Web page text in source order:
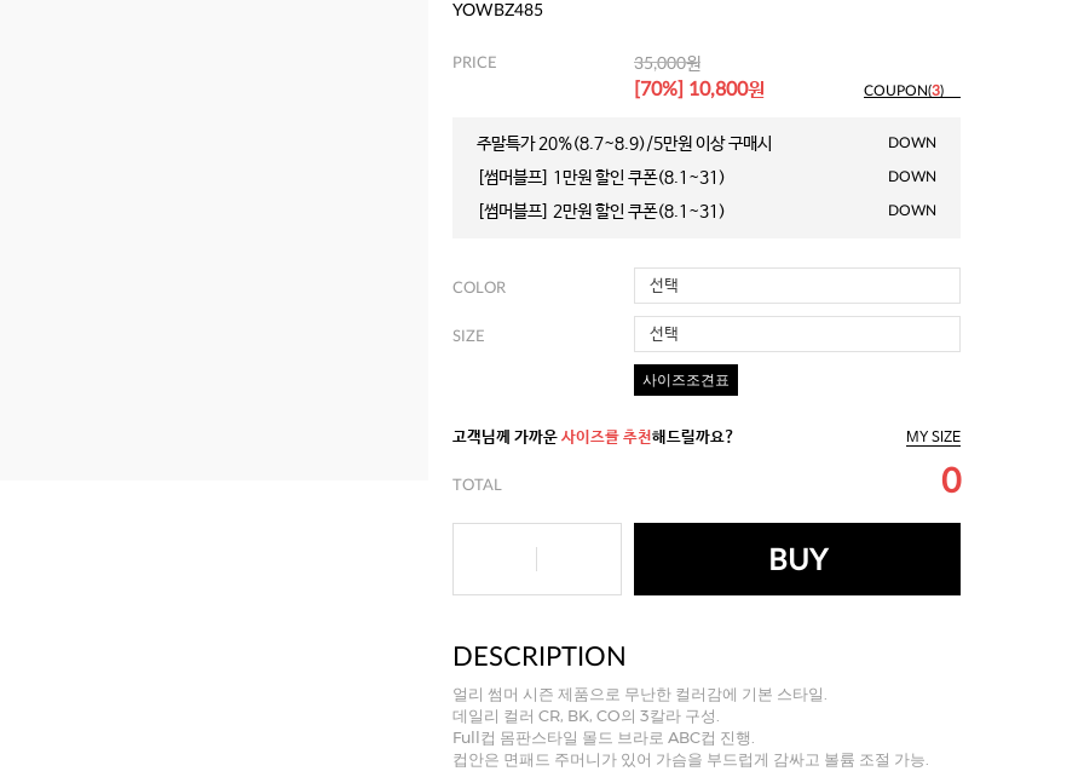
YOWBZ485
PRICE 35,000원
[70%] 10,800원 COUPON(3)
주말특가 20%(8.7~8.9)/5만원 이상 구매시 DOWN
[썸머블프] 1만원 할인 쿠폰(8.1~31) DOWN
[썸머블프] 2만원 할인 쿠폰(8.1~31) DOWN
COLOR 선택
SIZE 선택
사이즈조견표
고객님께 가까운 사이즈를 추천해드릴까요? MY SIZE
TOTAL 0
BUY
DESCRIPTION
얼리 썸머 시즌 제품으로 무난한 컬러감에 기본 스타일.
데일리 컬러 CR, BK, CO의 3칼라 구성.
Full컵 몸판스타일 몰드 브라로 ABC컵 진행.
컵안은 면패드 주머니가 있어 가슴을 부드럽게 감싸고 볼륨 조절 가능.